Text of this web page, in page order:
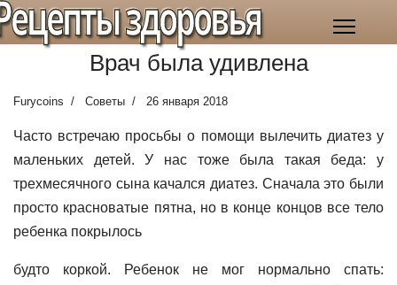
здоровья
Врач была удивлена
Furycoins Советы 26 января 2018
Часто встречаю просьбы о помощи вылечить диатез у
маленьких детей. У нас тоже была такая беда: у
трехмесячного сына качался диатез. Сначала это были
просто красноватые пятна, но в конце концов все тело
ребенка покрылось
будто коркой. Ребенок не мог нормально спать: